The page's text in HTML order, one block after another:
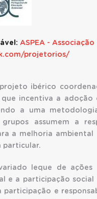
ASPEA -
projetorios/
ibérico
que incentiva a
a uma
grupos assumem a
a melhoria
particular.
leque de
e a participação
e